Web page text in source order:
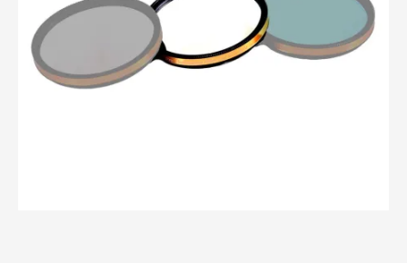
Accessoires pour montures
Têtes
Pièces détachées